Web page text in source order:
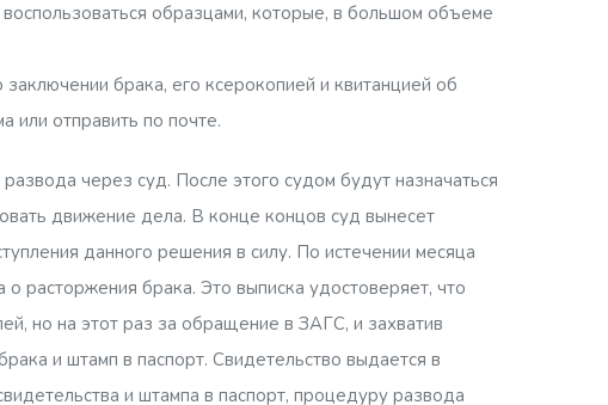
образцами, которые, в большом объеме
брака, его ксерокопией и квитанцией об
или отправить по почте.
через суд. После этого судом будут назначаться
движение дела. В конце концов суд вынесет
данного решения в силу. По истечении месяца
расторжения брака. Это выписка удостоверяет, что
но на этот раз за обращение в ЗАГС, и захватив
и штамп в паспорт. Свидетельство выдается в
и штампа в паспорт, процедуру развода